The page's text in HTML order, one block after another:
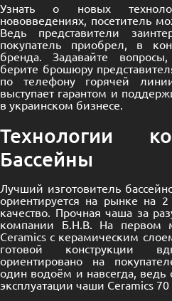
Узнать о новых
нововведениях, посетитель
Ведь представители
покупатель приобрел, в
бренда. Задавайте
берите брошюру
по телефону горячей
выступает гарантом и
в украинском бизнесе.
Технологии
Бассейны
Лучший изготовитель
ориентируется на рынке на
качество. Прочная чаша за
компании Б.Н.В. На первом
Ceramics с керамическим
готовой конструкции
ориентировано на
один водоём и навсегда, ведь
эксплуатации чаши Ceramics 70